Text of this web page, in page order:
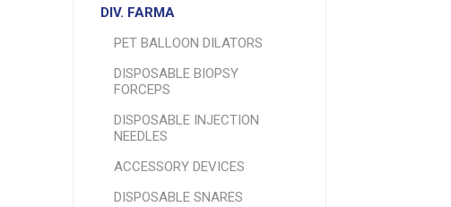
DIV. FARMA
PET BALLOON DILATORS
DISPOSABLE BIOPSY
FORCEPS
DISPOSABLE INJECTION
NEEDLES
ACCESSORY DEVICES
DISPOSABLE SNARES